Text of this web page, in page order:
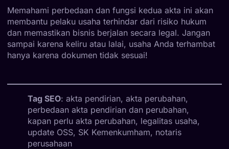
Memahami perbedaan dan fungsi kedua akta ini akan
membantu pelaku usaha terhindar dari risiko hukum
dan memastikan bisnis berjalan secara legal. Jangan
sampai karena keliru atau lalai, usaha Anda terhambat
hanya karena dokumen tidak sesuai!
Tag SEO: akta pendirian, akta perubahan,
perbedaan akta pendirian dan perubahan,
kapan perlu akta perubahan, legalitas usaha,
update OSS, SK Kemenkumham, notaris
perusahaan